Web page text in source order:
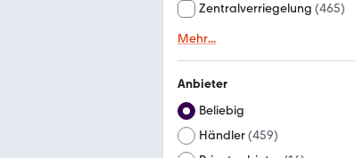
Zentralverriegelung (465)
Mehr...
Anbieter
Beliebig
Händler(459)